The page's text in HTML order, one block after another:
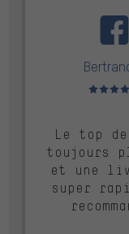
Note
Le top
toujours
et une
super